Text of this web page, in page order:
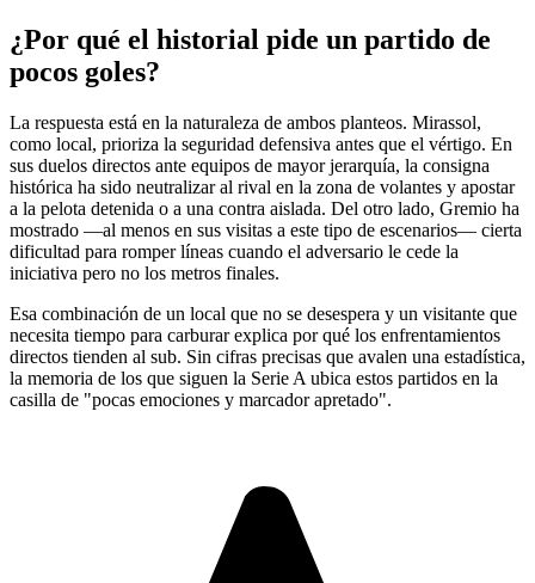
¿Por qué el historial pide un partido de
pocos goles?
La respuesta está en la naturaleza de ambos planteos. Mirassol,
como local, prioriza la seguridad defensiva antes que el vértigo. En
sus duelos directos ante equipos de mayor jerarquía, la consigna
histórica ha sido neutralizar al rival en la zona de volantes y apostar
a la pelota detenida o a una contra aislada. Del otro lado, Gremio ha
mostrado —al menos en sus visitas a este tipo de escenarios— cierta
dificultad para romper líneas cuando el adversario le cede la
iniciativa pero no los metros finales.
Esa combinación de un local que no se desespera y un visitante que
necesita tiempo para carburar explica por qué los enfrentamientos
directos tienden al sub. Sin cifras precisas que avalen una estadística,
la memoria de los que siguen la Serie A ubica estos partidos en la
casilla de "pocas emociones y marcador apretado".